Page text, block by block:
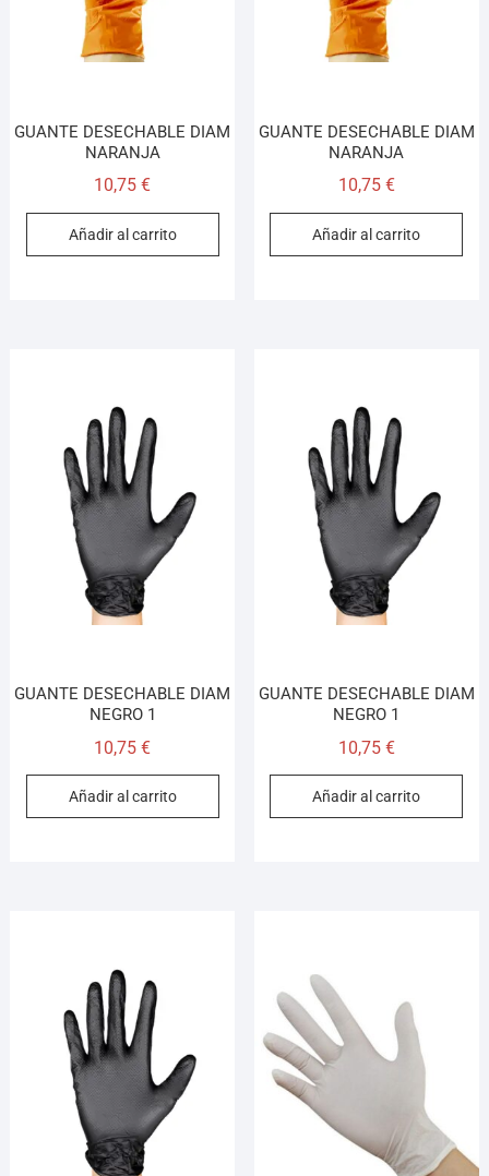
GUANTE DESECHABLE DIAM
NARANJA
10,75€
Añadir al carrito
GUANTE DESECHABLE DIAM
NARANJA
10,75 €
Añadir al carrito
GUANTE DESECHABLE DIAM
NEGRO 1
10,75€
Añadir al carrito
GUANTE DESECHABLE DIAM
NEGRO 1
10,75 €
Añadir al carrito